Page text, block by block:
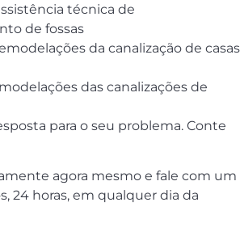
técnica de
de fossas
da canalização de casas
das canalizações de
para o seu problema. Conte
agora mesmo e fale com um
24 horas, em qualquer dia da